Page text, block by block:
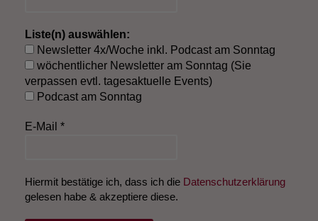
Liste(n) auswählen:
Newsletter 4x/Woche inkl. Podcast am Sonntag
wöchentlicher Newsletter am Sonntag (Sie
verpassen evtl. tagesaktuelle Events)
Podcast am Sonntag
E-Mail *
Hiermit bestätige ich, dass ich die Datenschutzerklärung
gelesen habe & akzeptiere diese.